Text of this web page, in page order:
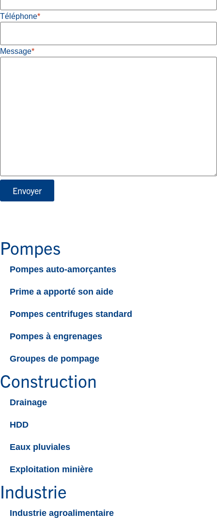
Téléphone*
Message*
Envoyer
Pompes
Pompes auto-amorçantes
Prime a apporté son aide
Pompes centrifuges standard
Pompes à engrenages
Groupes de pompage
Construction
Drainage
HDD
Eaux pluviales
Exploitation minière
Industrie
Industrie agroalimentaire